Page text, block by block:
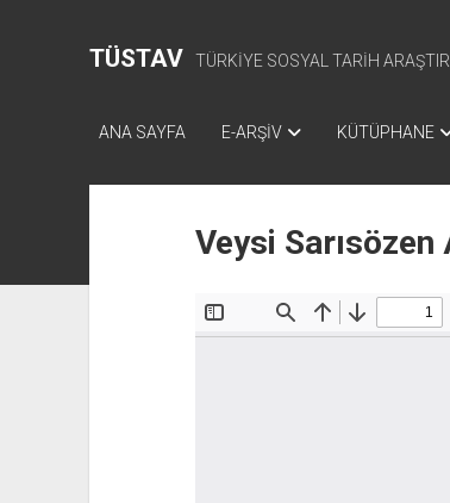
TÜSTAV TÜRKİYE SOSYAL TARİH
ANA SAYFA E-ARŞİV KÜTÜPHANE
Veysi